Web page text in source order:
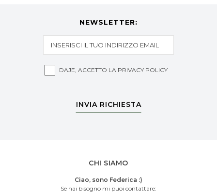
NEWSLETTER:
DAJE, ACCETTO LA PRIVACY POLICY
INVIA RICHIESTA
CHI SIAMO
Ciao, sono Federica :)
Se hai bisogno mi puoi contattare: